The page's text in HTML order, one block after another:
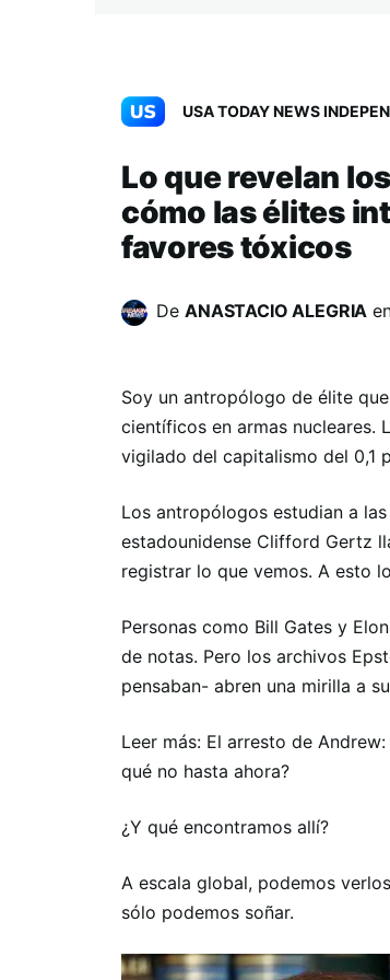
USA TODAY NEWS
Lo que revelan
cómo las élites
favores tóxicos
De ANASTACIO ALEGRIA
Soy un antropólogo de élite
científicos en armas nucleares.
vigilado del capitalismo del 0,1
Los antropólogos estudian a
estadounidense Clifford Gertz
registrar lo que vemos. A esto
Personas como Bill Gates y
de notas. Pero los archivos
pensaban- abren una mirilla a
Leer más: El arresto de
qué no hasta ahora?
¿Y qué encontramos allí?
A escala global, podemos
sólo podemos soñar.